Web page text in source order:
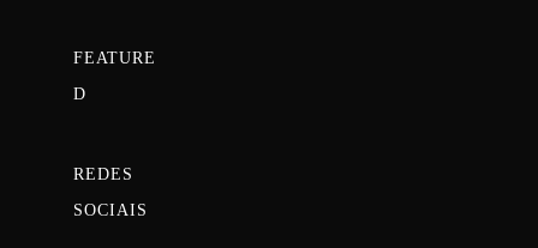
FEATURE
D
REDES
SOCIAIS